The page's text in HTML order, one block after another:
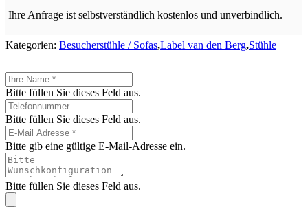
Ihre Anfrage ist selbstverständlich kostenlos und unverbindlich.
Kategorien: Besucherstühle / Sofas,Label van den Berg,Stühle
Bitte füllen Sie dieses Feld aus.
Bitte füllen Sie dieses Feld aus.
Bitte gib eine gültige E-Mail-Adresse ein.
Bitte füllen Sie dieses Feld aus.